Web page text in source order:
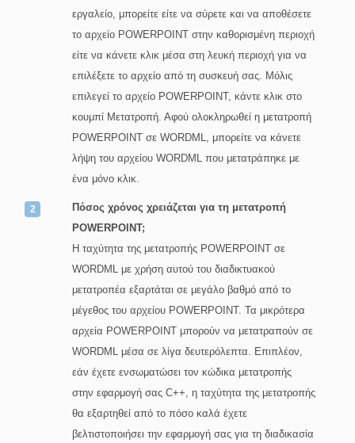
εργαλείο, μπορείτε είτε να σύρετε και να αποθέσετε
το αρχείο POWERPOINT στην καθορισμένη περιοχή
είτε να κάνετε κλικ μέσα στη λευκή περιοχή για να
επιλέξετε το αρχείο από τη συσκευή σας. Μόλις
επιλεγεί το αρχείο POWERPOINT, κάντε κλικ στο
κουμπί Μετατροπή. Αφού ολοκληρωθεί η μετατροπή
POWERPOINT σε WORDML, μπορείτε να κάνετε
λήψη του αρχείου WORDML που μετατράπηκε με
ένα μόνο κλικ.
Πόσος χρόνος χρειάζεται για τη μετατροπή
POWERPOINT;
Η ταχύτητα της μετατροπής POWERPOINT σε
WORDML με χρήση αυτού του διαδικτυακού
μετατροπέα εξαρτάται σε μεγάλο βαθμό από το
μέγεθος του αρχείου POWERPOINT. Τα μικρότερα
αρχεία POWERPOINT μπορούν να μετατραπούν σε
WORDML μέσα σε λίγα δευτερόλεπτα. Επιπλέον,
εάν έχετε ενσωματώσει τον κώδικα μετατροπής
στην εφαρμογή σας C++, η ταχύτητα της μετατροπής
θα εξαρτηθεί από το πόσο καλά έχετε
βελτιστοποιήσει την εφαρμογή σας για τη διαδικασία